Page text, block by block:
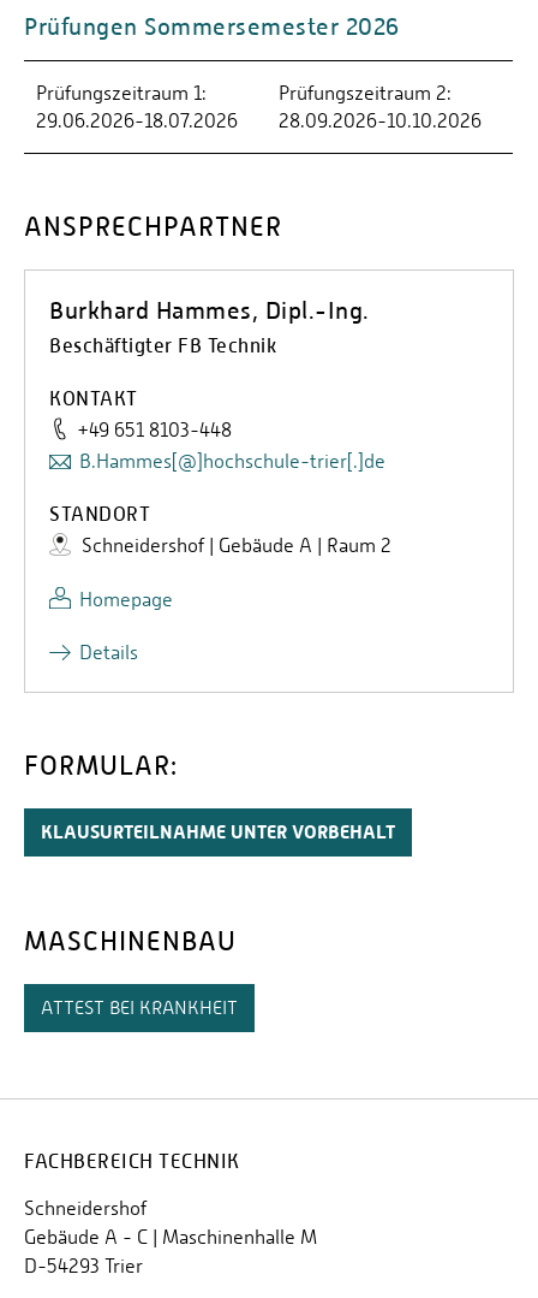
Prüfungen Sommersemester 2026
Prüfungszeitraum 1:
29.06.2026-18.07.2026
Prüfungszeitraum 2:
28.09.2026-10.10.2026
ANSPRECHPARTNER
Burkhard Hammes, Dipl.-Ing.
Beschäftigter FB Technik
KONTAKT
+49 651 8103-448
B.Hammes[@]hochschule-trier[.]de
STANDORT
Schneidershof | Gebäude A | Raum 2
Homepage
Details
FORMULAR:
KLAUSURTEILNAHME UNTER VORBEHALT
MASCHINENBAU
ATTEST BEI KRANKHEIT
FACHBEREICH TECHNIK
Schneidershof
Gebäude A - C | Maschinenhalle M
D-54293 Trier